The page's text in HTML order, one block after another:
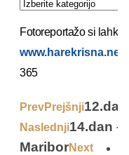
Fotoreportažo si lahko
365
PrevPrejšnji
Naslednji14.dan –
MariborNext